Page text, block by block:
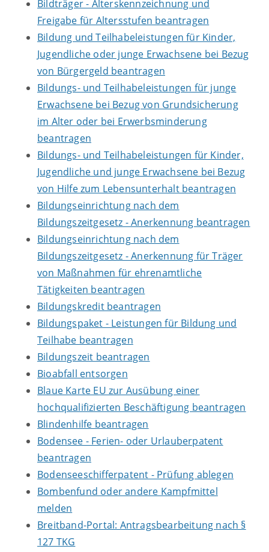
Bildträger - Alterskennzeichnung und
Freigabe für Altersstufen beantragen
Bildung und Teilhabeleistungen für Kinder,
Jugendliche oder junge Erwachsene bei Bezug
von Bürgergeld beantragen
Bildungs- und Teilhabeleistungen für junge
Erwachsene bei Bezug von Grundsicherung
im Alter oder bei Erwerbsminderung
beantragen
Bildungs- und Teilhabeleistungen für Kinder,
Jugendliche und junge Erwachsene bei Bezug
von Hilfe zum Lebensunterhalt beantragen
Bildungseinrichtung nach dem
Bildungszeitgesetz - Anerkennung beantragen
Bildungseinrichtung nach dem
Bildungszeitgesetz - Anerkennung für Träger
von Maßnahmen für ehrenamtliche
Tätigkeiten beantragen
Bildungskredit beantragen
Bildungspaket - Leistungen für Bildung und
Teilhabe beantragen
Bildungszeit beantragen
Bioabfall entsorgen
Blaue Karte EU zur Ausübung einer
hochqualifizierten Beschäftigung beantragen
Blindenhilfe beantragen
Bodensee - Ferien- oder Urlauberpatent
beantragen
Bodenseeschifferpatent - Prüfung ablegen
Bombenfund oder andere Kampfmittel
melden
Breitband-Portal: Antragsbearbeitung nach §
127 TKG